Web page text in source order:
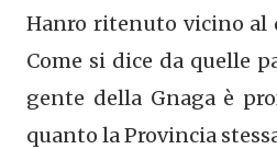
Hanro ritenuto vicino al
Come si dice da quelle
gente della Gnaga è
quanto la Provincia